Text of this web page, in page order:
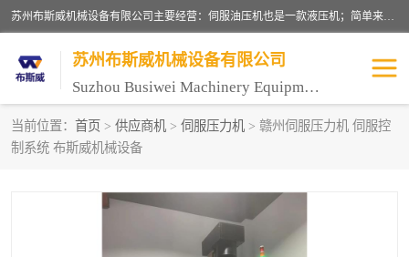
苏州布斯威机械设备有限公司主要经营：伺服油压机也是一款液压机；简单来说，传统的油压机，选用的是普通电机，普通电机容易发热，容易烧坏。伺服油压机采用先进的伺服电机，一般选用汇川 、日本大金、台达等品牌。伺服电机配套伺服泵还有伺服驱动器等部件，这样机器的电机过热，能耗的控制、机器工作的噪音都得到了完美的解决。
苏州布斯威机械设备有限公司
Suzhou Busiwei Machinery Equipment Co., Ltd.
当前位置： 首页 > 供应商机 > 伺服压力机 > 赣州伺服压力机 伺服控
制系统 布斯威机械设备
单柱油压机-C型油压机
数控油压机-伺服油压机 伺服压力机-电子压力机
精密伺服压力机